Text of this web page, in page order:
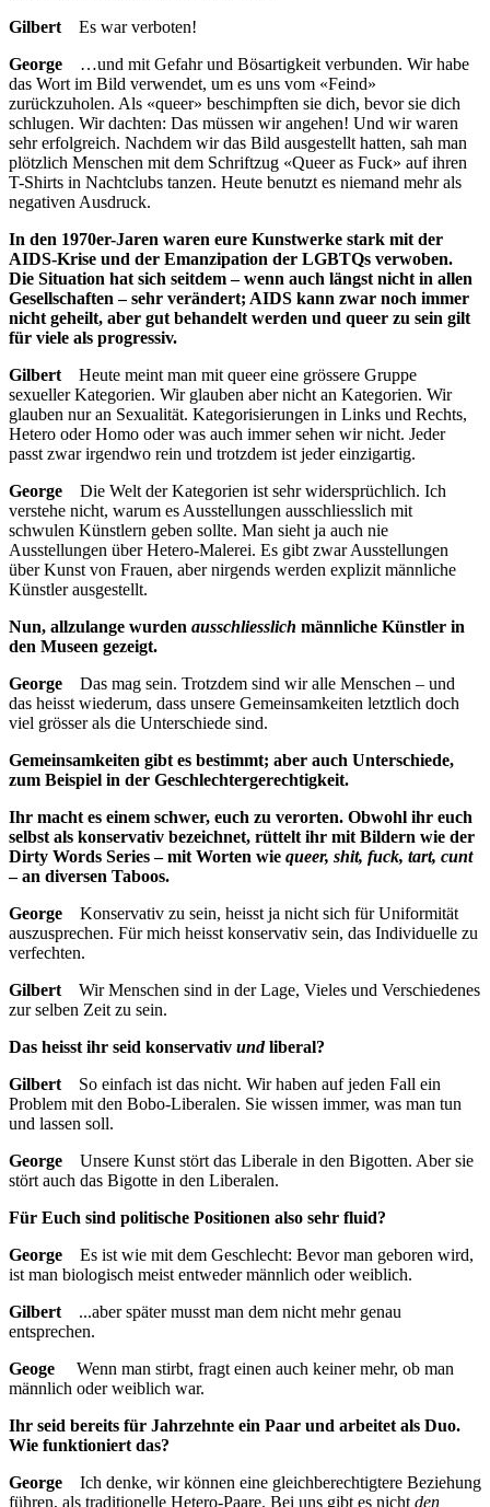
Gilbert Es war verboten!
George …und mit Gefahr und Bösartigkeit verbunden. Wir habe
das Wort im Bild verwendet, um es uns vom «Feind»
zurückzuholen. Als «queer» beschimpften sie dich, bevor sie dich
schlugen. Wir dachten: Das müssen wir angehen! Und wir waren
sehr erfolgreich. Nachdem wir das Bild ausgestellt hatten, sah man
plötzlich Menschen mit dem Schriftzug «Queer as Fuck» auf ihren
T-Shirts in Nachtclubs tanzen. Heute benutzt es niemand mehr als
negativen Ausdruck.
In den 1970er-Jaren waren eure Kunstwerke stark mit der
AIDS-Krise und der Emanzipation der LGBTQs verwoben.
Die Situation hat sich seitdem – wenn auch längst nicht in allen
Gesellschaften – sehr verändert; AIDS kann zwar noch immer
nicht geheilt, aber gut behandelt werden und queer zu sein gilt
für viele als progressiv.
Gilbert Heute meint man mit queer eine grössere Gruppe
sexueller Kategorien. Wir glauben aber nicht an Kategorien. Wir
glauben nur an Sexualität. Kategorisierungen in Links und Rechts,
Hetero oder Homo oder was auch immer sehen wir nicht. Jeder
passt zwar irgendwo rein und trotzdem ist jeder einzigartig.
George Die Welt der Kategorien ist sehr widersprüchlich. Ich
verstehe nicht, warum es Ausstellungen ausschliesslich mit
schwulen Künstlern geben sollte. Man sieht ja auch nie
Ausstellungen über Hetero-Malerei. Es gibt zwar Ausstellungen
über Kunst von Frauen, aber nirgends werden explizit männliche
Künstler ausgestellt.
Nun, allzulange wurden ausschliesslich männliche Künstler in
den Museen gezeigt.
George Das mag sein. Trotzdem sind wir alle Menschen – und
das heisst wiederum, dass unsere Gemeinsamkeiten letztlich doch
viel grösser als die Unterschiede sind.
Gemeinsamkeiten gibt es bestimmt; aber auch Unterschiede,
zum Beispiel in der Geschlechtergerechtigkeit.
Ihr macht es einem schwer, euch zu verorten. Obwohl ihr euch
selbst als konservativ bezeichnet, rüttelt ihr mit Bildern wie der
Dirty Words Series – mit Worten wie queer, shit, fuck, tart, cunt
– an diversen Taboos.
George Konservativ zu sein, heisst ja nicht sich für Uniformität
auszusprechen. Für mich heisst konservativ sein, das Individuelle zu
verfechten.
Gilbert Wir Menschen sind in der Lage, Vieles und Verschiedenes
zur selben Zeit zu sein.
Das heisst ihr seid konservativ undliberal?
Gilbert So einfach ist das nicht. Wir haben auf jeden Fall ein
Problem mit den Bobo-Liberalen. Sie wissen immer, was man tun
und lassen soll.
George Unsere Kunst stört das Liberale in den Bigotten. Aber sie
stört auch das Bigotte in den Liberalen.
Für Euch sind politische Positionen also sehr fluid?
George Es ist wie mit dem Geschlecht: Bevor man geboren wird,
ist man biologisch meist entweder männlich oder weiblich.
Gilbert ...aber später musst man dem nicht mehr genau
entsprechen.
Geoge Wenn man stirbt, fragt einen auch keiner mehr, ob man
männlich oder weiblich war.
Ihr seid bereits für Jahrzehnte ein Paar und arbeitet als Duo.
Wie funktioniert das?
George Ich denke, wir können eine gleichberechtigtere Beziehung
führen, als traditionelle Hetero-Paare. Bei uns gibt es nicht den